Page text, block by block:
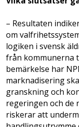
– Resultaten
om
logiken i svensk
från kommunerna
bemärkelse har
marknadisering
granskning och
regeringen och de
riskerar att